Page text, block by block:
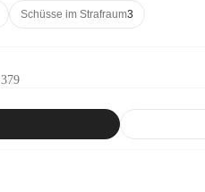
Schüsse im Strafraum3